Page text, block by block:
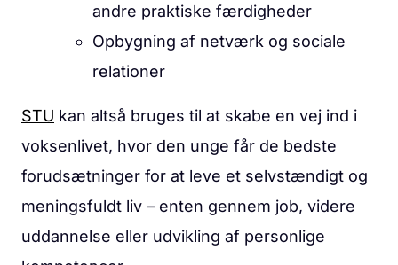
andre praktiske færdigheder
Opbygning af netværk og sociale
relationer
STU kan altså bruges til at skabe en vej ind i
voksenlivet, hvor den unge får de bedste
forudsætninger for at leve et selvstændigt og
meningsfuldt liv – enten gennem job, videre
uddannelse eller udvikling af personlige